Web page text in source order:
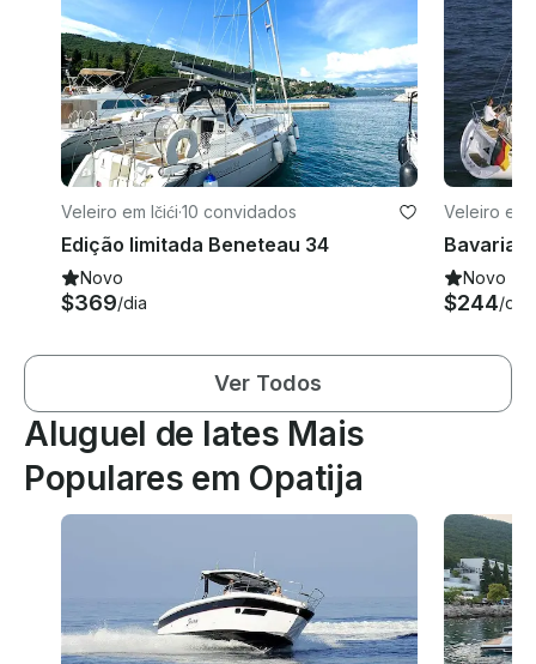
Veleiro em Ičići·10 convidados
Edição limitada Beneteau 34
Novo
$369/dia
Veleiro em
Novo
$244/dia
Ver Todos
Aluguel de Iates Mais
Populares em Opatija